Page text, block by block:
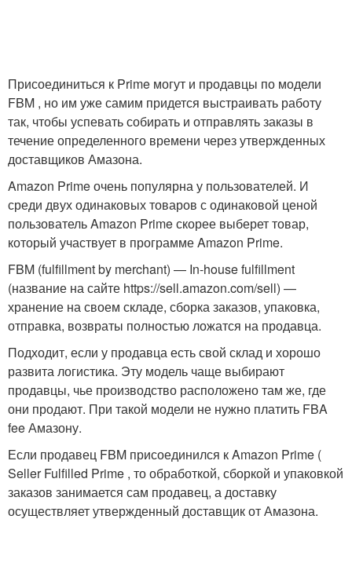
Присоединиться к Prime могут и продавцы по модели
FBM , но им уже самим придется выстраивать работу
так, чтобы успевать собирать и отправлять заказы в
течение определенного времени через утвержденных
доставщиков Амазона.
Amazon Prime очень популярна у пользователей. И
среди двух одинаковых товаров с одинаковой ценой
пользователь Amazon Prime скорее выберет товар,
который участвует в программе Amazon Prime.
FBM (fulfillment by merchant) — In-house fulfillment
(название на сайте https://sell.amazon.com/sell) —
хранение на своем складе, сборка заказов, упаковка,
отправка, возвраты полностью ложатся на продавца.
Подходит, если у продавца есть свой склад и хорошо
развита логистика. Эту модель чаще выбирают
продавцы, чье производство расположено там же, где
они продают. При такой модели не нужно платить FBA
fee Амазону.
Если продавец FBM присоединился к Amazon Prime (
Seller Fulfilled Prime , то обработкой, сборкой и упаковкой
заказов занимается сам продавец, а доставку
осуществляет утвержденный доставщик от Амазона.